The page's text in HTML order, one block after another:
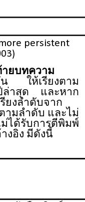
persistent
ยบทความ
น ให้เรียงตาม
ล่าสุด และหาก
ยงลำดับจาก
ามลำดับ และไม่
ได้รับการตีพิมพ์
งอิง มีดังนี้